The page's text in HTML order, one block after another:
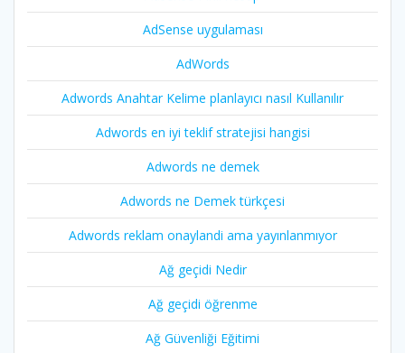
AdSense uygulaması
AdWords
Adwords Anahtar Kelime planlayıcı nasıl Kullanılır
Adwords en iyi teklif stratejisi hangisi
Adwords ne demek
Adwords ne Demek türkçesi
Adwords reklam onaylandi ama yayınlanmıyor
Ağ geçidi Nedir
Ağ geçidi öğrenme
Ağ Güvenliği Eğitimi